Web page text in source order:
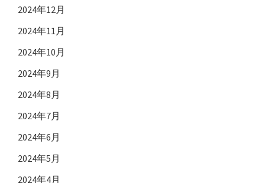
2024年12月
2024年11月
2024年10月
2024年9月
2024年8月
2024年7月
2024年6月
2024年5月
2024年4月